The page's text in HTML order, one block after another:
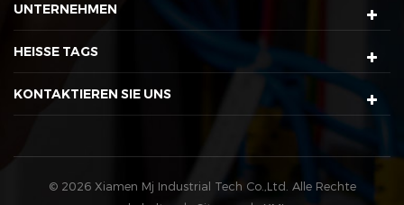
UNTERNEHMEN
HEISSE TAGS
KONTAKTIEREN SIE UNS
© 2026 Xiamen Mj Industrial Tech Co.,Ltd. Alle Rechte